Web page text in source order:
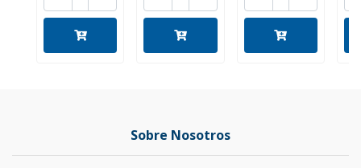
Sobre Nosotros